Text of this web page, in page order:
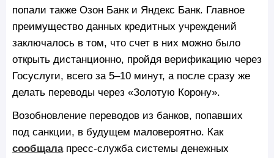
попали также Озон Банк и Яндекс Банк. Главное
преимущество данных кредитных учреждений
заключалось в том, что счет в них можно было
открыть дистанционно, пройдя верификацию через
Госуслуги, всего за 5–10 минут, а после сразу же
делать переводы через «Золотую Корону».
Возобновление переводов из банков, попавших
под санкции, в будущем маловероятно. Как
сообщалапресс-служба системы денежных